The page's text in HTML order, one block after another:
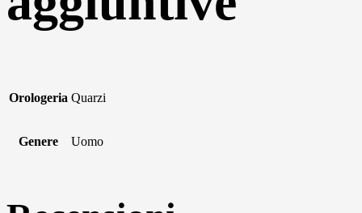
Orologeria Quarzi
Genere Uomo